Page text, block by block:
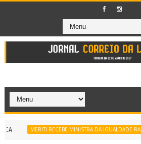
MERITI RECEBE MINISTRA DA IGUALDADE RACIAL